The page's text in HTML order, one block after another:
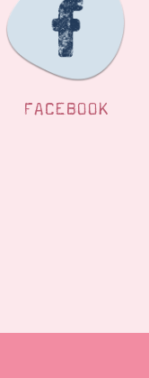
FACEBOOK